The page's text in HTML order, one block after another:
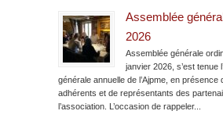
Assemblée
2026
Assemblée générale
janvier 2026, s’est tenue
générale annuelle de l’Ajpme, en présence
adhérents et de représentants des
l’association. L’occasion de rappeler...